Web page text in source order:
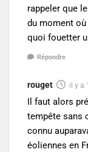
rappeler que
du moment
quoi fouetter
Répondre
rouget il y a
Il faut alors
tempête sans
connu
éoliennes en